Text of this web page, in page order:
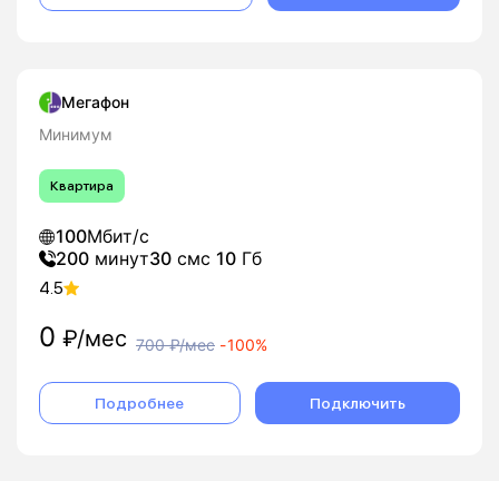
Мегафон
Минимум
Квартира
100Мбит/с
200 минут30 смс 10 Гб
4.5
0 ₽/мес 700₽/мес -100%
Подробнее Подключить